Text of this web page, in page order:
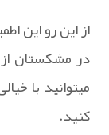
از این رو این
در مشکستان
میتوانید با
کنید.